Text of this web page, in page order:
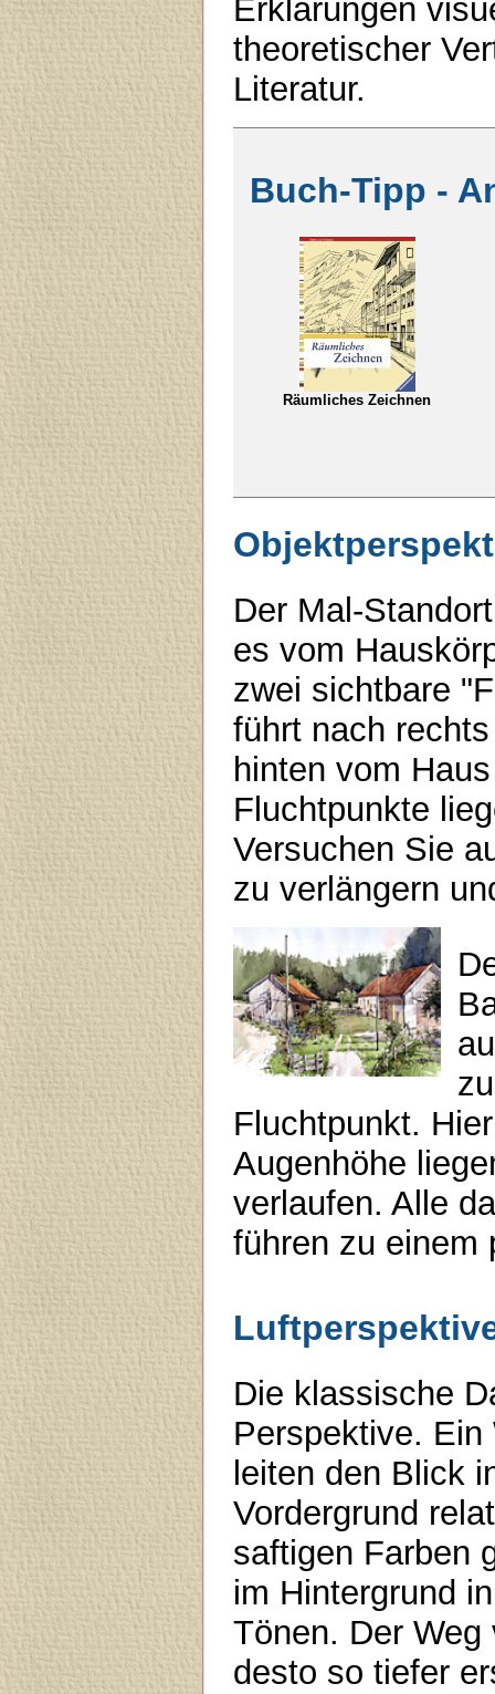
Erklärungen
theoretischer
Literatur.
Buch-Tipp -
Räumliches Zeichnen
Der Mal-
es vom
zwei sichtbare
führt nach
hinten vom
Fluchtpunkte
Versuchen Sie
zu verlängern
Fluchtpunkt.
Augenhöhe
verlaufen. Alle
führen zu einem
Die klassische
Perspektive.
leiten den Blick
Vordergrund
saftigen Farben
im Hintergrund
Tönen. Der
desto so tiefer